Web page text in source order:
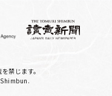
禁じます。